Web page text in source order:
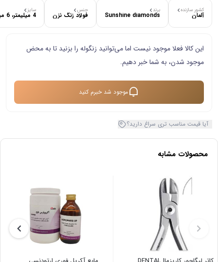
کشور سازنده
آلمان
برند
Sunshine diamonds
جنس
فولاد زنگ‌ نزن
سایز
4 میلیمتر، 6 میلیمتر
این کالا فعلا موجود نیست اما می‌توانید زنگوله را بزنید تا به محض
موجود شدن، به شما خبر دهیم.
موجود شد خبرم کنید
آیا قیمت مناسب تری سراغ دارید؟
محصولات مشابه